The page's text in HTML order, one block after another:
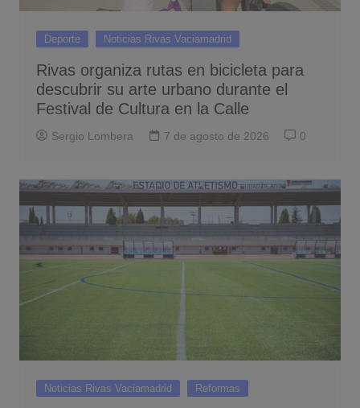
Deporte Noticias Rivas Vaciamadrid
Rivas organiza rutas en bicicleta para
descubrir su arte urbano durante el
Festival de Cultura en la Calle
Sergio Lombera 7 de agosto de 2026 0
Noticias Rivas Vaciamadrid Reformas